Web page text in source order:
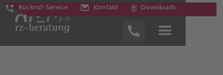
Rückruf-Service Kontakt Downloads